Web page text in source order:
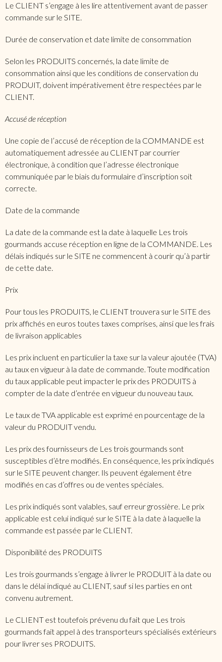
Le CLIENT s’engage à les lire attentivement avant de passer
commande sur le SITE.
Durée de conservation et date limite de consommation
Selon les PRODUITS concernés, la date limite de
consommation ainsi que les conditions de conservation du
PRODUIT, doivent impérativement être respectées par le
CLIENT.
Accusé de réception
Une copie de l’accusé de réception de la COMMANDE est
automatiquement adressée au CLIENT par courrier
électronique, à condition que l’adresse électronique
communiquée par le biais du formulaire d’inscription soit
correcte.
Date de la commande
La date de la commande est la date à laquelle Les trois
gourmands accuse réception en ligne de la COMMANDE. Les
délais indiqués sur le SITE ne commencent à courir qu’à partir
de cette date.
Prix
Pour tous les PRODUITS, le CLIENT trouvera sur le SITE des
prix affichés en euros toutes taxes comprises, ainsi que les frais
de livraison applicables
Les prix incluent en particulier la taxe sur la valeur ajoutée (TVA)
au taux en vigueur à la date de commande. Toute modification
du taux applicable peut impacter le prix des PRODUITS à
compter de la date d’entrée en vigueur du nouveau taux.
Le taux de TVA applicable est exprimé en pourcentage de la
valeur du PRODUIT vendu.
Les prix des fournisseurs de Les trois gourmands sont
susceptibles d’être modifiés. En conséquence, les prix indiqués
sur le SITE peuvent changer. Ils peuvent également être
modifiés en cas d’offres ou de ventes spéciales.
Les prix indiqués sont valables, sauf erreur grossière. Le prix
applicable est celui indiqué sur le SITE à la date à laquelle la
commande est passée par le CLIENT.
Disponibilité des PRODUITS
Les trois gourmands s’engage à livrer le PRODUIT à la date ou
dans le délai indiqué au CLIENT, sauf si les parties en ont
convenu autrement.
Le CLIENT est toutefois prévenu du fait que Les trois
gourmands fait appel à des transporteurs spécialisés extérieurs
pour livrer ses PRODUITS.